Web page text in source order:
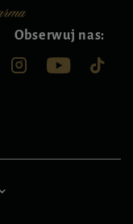
Obserwuj nas: